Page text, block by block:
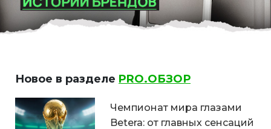
Новое в разделе PRO.ОБЗОР
Чемпионат мира глазами
Betera: от главных сенсаций